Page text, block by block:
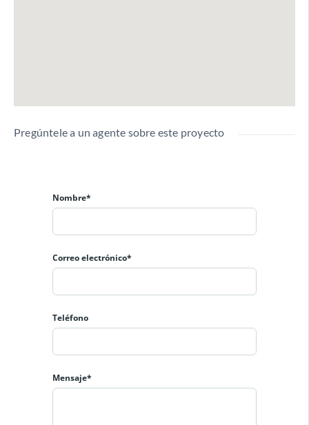
Pregúntele a un agente sobre este proyecto
Nombre*
Correo electrónico*
Teléfono
Mensaje*